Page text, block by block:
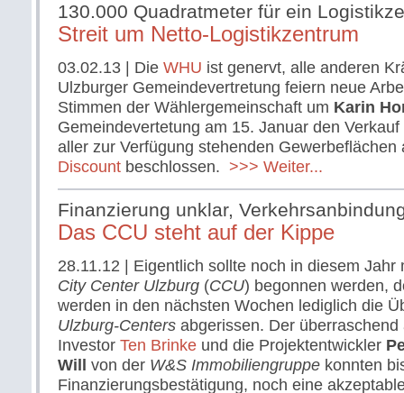
130.000 Quadratmeter für ein
Streit um Netto-Logistikzentrum
03.02.13 | Die WHU ist genervt, alle anderen
Ulzburger Gemeindevertretung feiern neue
Stimmen der Wählergemeinschaft um Karin
Gemeindevertetung am 15. Januar den
aller zur Verfügung stehenden
Discount beschlossen. >>> Weiter...
Finanzierung unklar,
Das CCU steht auf der Kippe
28.11.12 | Eigentlich sollte noch in diesem Jahr
City Center Ulzburg (CCU) begonnen werden,
werden in den nächsten Wochen lediglich die
Ulzburg-Centers abgerissen. Der überraschend
Investor Ten Brinke und die Projektentwickler
Will
von der W&S Immobiliengruppe konnten
Finanzierungsbestätigung, noch eine